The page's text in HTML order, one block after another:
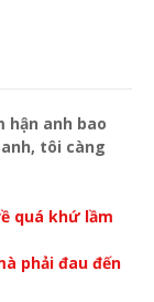
hận anh bao
tôi càng
quá khứ lầm
phải đau đến